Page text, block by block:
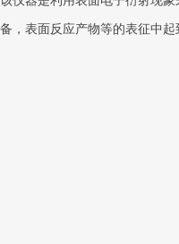
备，表面反应产物等的表征中起